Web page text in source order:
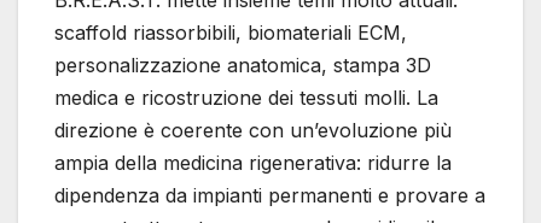
scaffold riassorbibili, biomateriali ECM,
personalizzazione anatomica, stampa 3D
medica e ricostruzione dei tessuti molli. La
direzione è coerente con un’evoluzione più
ampia della medicina rigenerativa: ridurre la
dipendenza da impianti permanenti e provare a